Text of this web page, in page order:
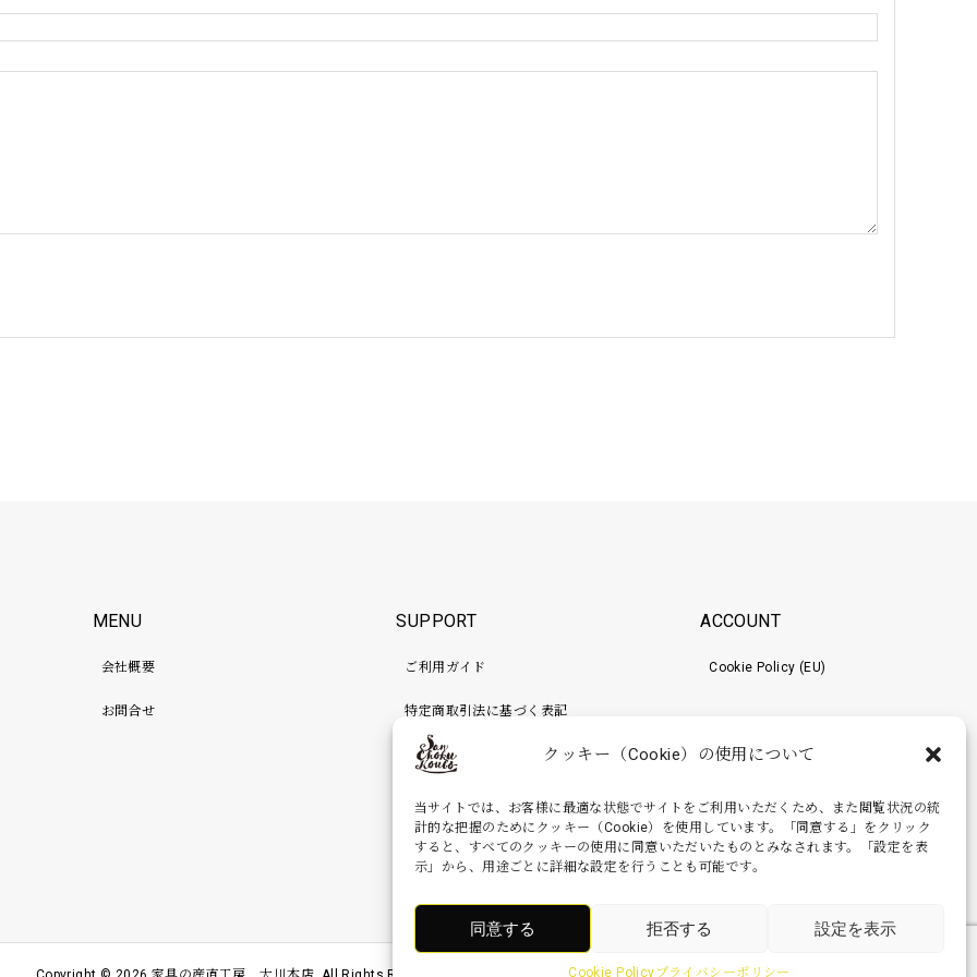
クッキー（Cookie）の使用について
当サイトでは、お客様に最適な状態でサイトをご利用いただくため、また閲覧状況の統
計的な把握のためにクッキー（Cookie）を使用しています。「同意する」をクリック
すると、すべてのクッキーの使用に同意いただいたものとみなされます。「設定を表
示」から、用途ごとに詳細な設定を行うことも可能です。
同意する 拒否する 設定を表示
Cookie Policyプライバシーポリシー
MENU
会社概要
お問合せ
SUPPORT
ご利用ガイド
特定商取引法に基づく表記
プライバシーポリシー
検品、補強、梱包工程
ACCOUNT
Cookie Policy (EU)